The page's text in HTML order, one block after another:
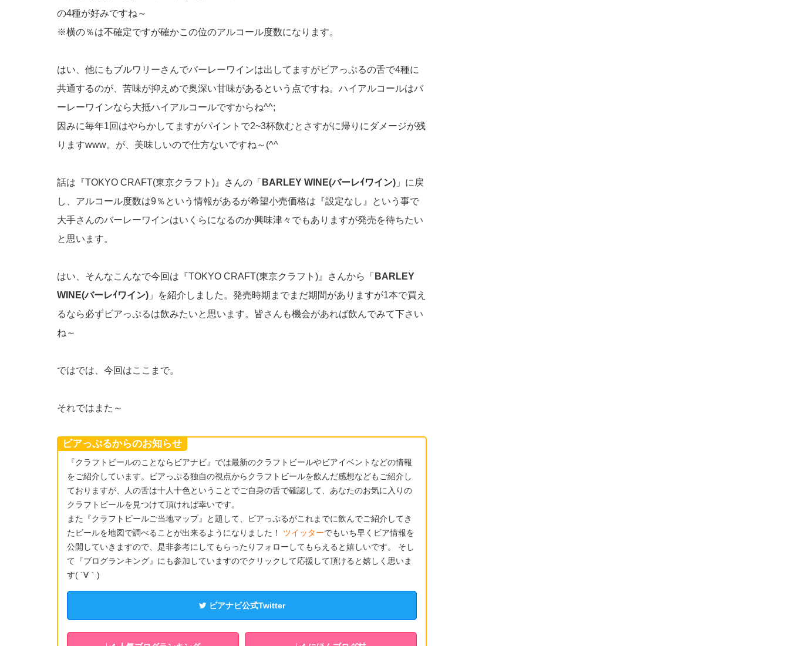
の4種が好みですね～
※横の％は不確定ですが確かこの位のアルコール度数になります。
はい、他にもブルワリーさんでバーレーワインは出してますがビアっぷるの舌で4種に
共通するのが、苦味が抑えめで奥深い甘味があるという点ですね。ハイアルコールはバ
ーレーワインなら大抵ハイアルコールですからね^^;
因みに毎年1回はやらかしてますがパイントで2~3杯飲むとさすがに帰りにダメージが残
りますwww。が、美味しいので仕方ないですね～(^^ゞ
話は『TOKYO CRAFT(東京クラフト)』さんの「 BARLEY WINE(バーレｲワイン) 」に戻
し、アルコール度数は9％という情報があるが希望小売価格は『設定なし』という事で
大手さんのバーレーワインはいくらになるのか興味津々でもありますが発売を待ちたい
と思います。
はい、そんなこんなで今回は『TOKYO CRAFT(東京クラフト)』さんから「 BARLEY
WINE(バーレｲワイン) 」を紹介しました。発売時期までまだ期間がありますが1本で買え
るなら必ずビアっぷるは飲みたいと思います。皆さんも機会があれば飲んでみて下さい
ね～
ではでは、今回はここまで。
それではまた～
ビアっぷるからのお知らせ
『クラフトビールのことならビアナビ』では最新のクラフトビールやビアイベントなどの情報
をご紹介しています。ビアっぷる独自の視点からクラフトビールを飲んだ感想などもご紹介し
ておりますが、人の舌は十人十色ということでご自身の舌で確認して、あなたのお気に入りの
クラフトビールを見つけて頂ければ幸いです。
また『クラフトビールご当地マップ』と題して、ビアっぷるがこれまでに飲んでご紹介してき
たビールを地図で調べることが出来るようになりました！ ツイッターでもいち早くビア情報を
公開していきますので、是非参考にしてもらったりフォローしてもらえると嬉しいです。 そし
て『ブログランキング』にも参加していますのでクリックして応援して頂けると嬉しく思いま
す( ´∀｀)
ビアナビ公式Twitter